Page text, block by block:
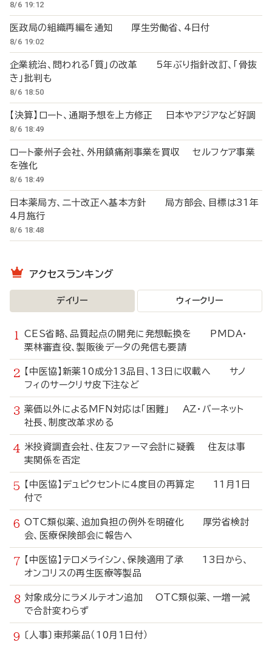
8/6 19:12
医政局の組織再編を通知 厚生労働省、4日付
8/6 19:02
企業統治、問われる「質」の改革 5年ぶり指針改訂、「骨抜
き」批判も
8/6 18:50
【決算】ロート、通期予想を上方修正 日本やアジアなど好調
8/6 18:49
ロート豪州子会社、外用鎮痛剤事業を買収 セルフケア事業
を強化
8/6 18:49
日本薬局方、二十改正へ基本方針 局方部会、目標は31年
4月施行
8/6 18:48
アクセスランキング
デイリー ウィークリー
CES省略、品質起点の開発に発想転換を PMDA・
栗林審査役、製販後データの発信も要請
【中医協】新薬10成分13品目、13日に収載へ サノ
フィのサークリサ皮下注など
薬価以外によるMFN対応は「困難」 AZ・バーネット
社長、制度改革求める
米投資調査会社、住友ファーマ会計に疑義 住友は事
実関係を否定
【中医協】デュピクセントに4度目の再算定 11月1日
付で
OTC類似薬、追加負担の例外を明確化 厚労省検討
会、医療保険部会に報告へ
【中医協】テロメライシン、保険適用了承 13日から、
オンコリスの再生医療等製品
対象成分にラメルテオン追加 OTC類似薬、一増一減
で合計変わらず
〔人事〕東邦薬品（10月1日付）